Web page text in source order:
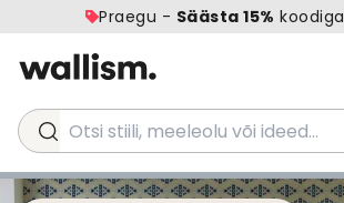
Praegu - Säästa 15% koodiga
Otsi stiili, meeleolu või ideed...